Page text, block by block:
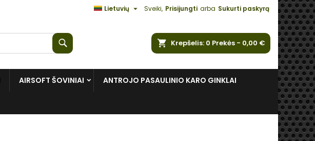
Sveiki, Prisijungti arba Sukurti paskyrą
Lietuvių 
Krepšelis 0 Prekės - 0,00 €
AIRSOFT ŠOVINIAI ANTROJO PASAULINIO KARO GINKLAI